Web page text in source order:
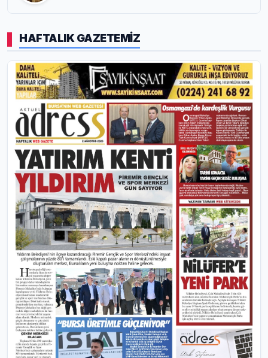
HAFTALIK GAZETEMİZ